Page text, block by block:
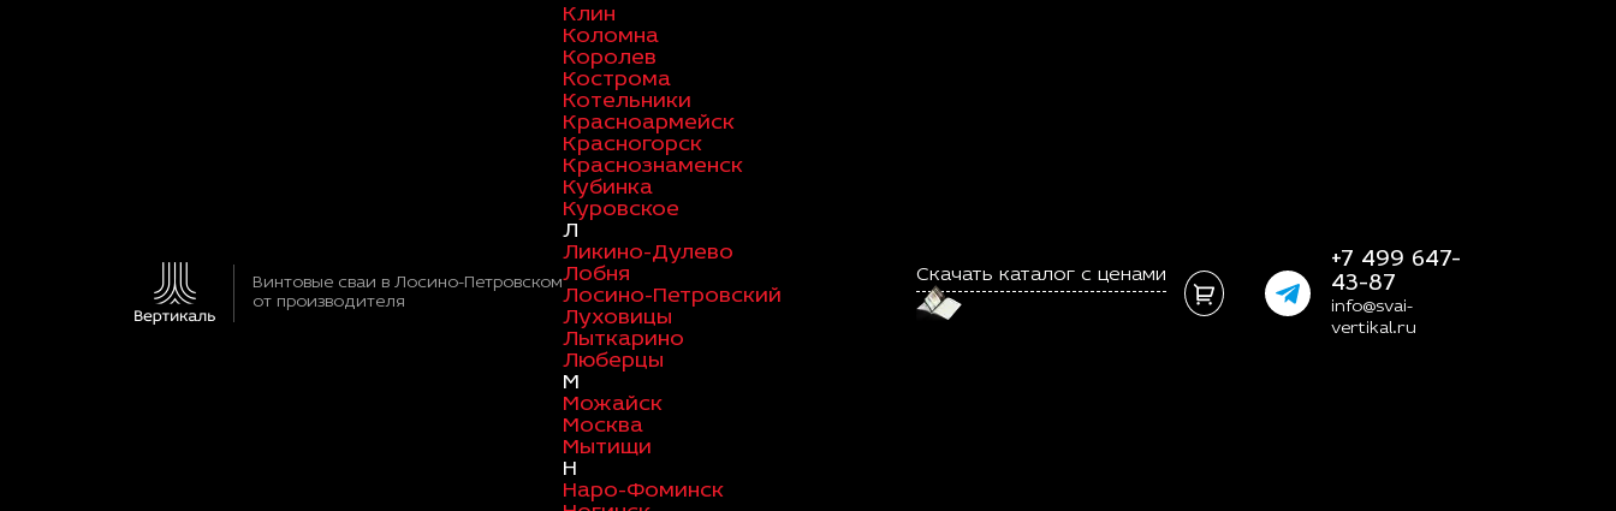
Винтовые сваи в Лосино-Петровском
от производителя
Клин
Коломна
Королев
Кострома
Котельники
Красноармейск
Красногорск
Краснознаменск
Кубинка
Куровское
Л
Ликино-Дулево
Лобня
Лосино-Петровский
Луховицы
Лыткарино
Люберцы
М
Можайск
Москва
Мытищи
Н
Наро-Фоминск
Скачать каталог с ценами
+7 499 647-
43-87
info@svai-
vertikal.ru